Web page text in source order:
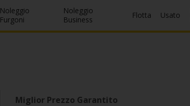
Noleggio
Furgoni
Noleggio
Business
Flotta Usato
Miglior Prezzo Garantito